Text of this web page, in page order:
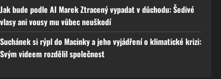
Jak bude podle AI Marek Ztracený vypadat v důchodu: Šedivé
vlasy ani vousy mu vůbec neuškodí
Suchánek si rýpl do Macinky a jeho vyjádření o klimatické krizi:
Svým videem rozdělil společnost